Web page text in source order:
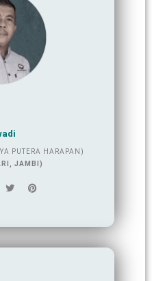
PUTERA HARAPAN)
JAMBI)